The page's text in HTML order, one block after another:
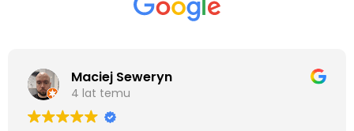
Maciej Seweryn
4 lat temu